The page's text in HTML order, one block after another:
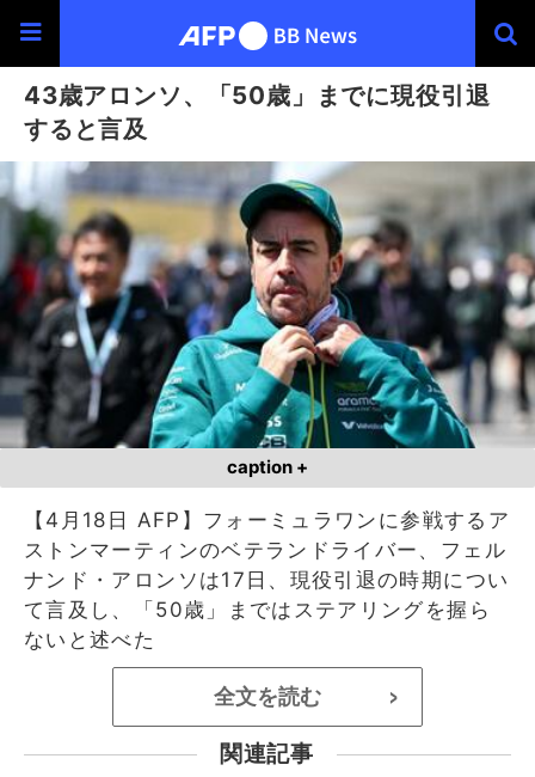
43歳アロンソ、「50歳」までに現役引退
すると言及
caption +
【4月18日 AFP】フォーミュラワンに参戦するア
ストンマーティンのベテランドライバー、フェル
ナンド・アロンソは17日、現役引退の時期につい
て言及し、「50歳」まではステアリングを握ら
ないと述べた
全文を読む >
関連記事